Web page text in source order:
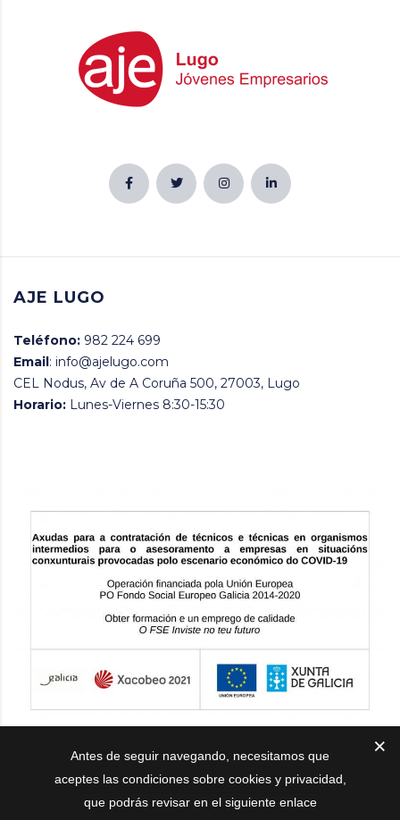
AJE LUGO
Teléfono: 982 224 699
Email: info@ajelugo.com
CEL Nodus, Av de A Coruña 500, 27003, Lugo
Horario: Lunes-Viernes 8:30-15:30
Antes de seguir navegando, necesitamos que
aceptes las condiciones sobre cookies y privacidad,
que podrás revisar en el siguiente enlace